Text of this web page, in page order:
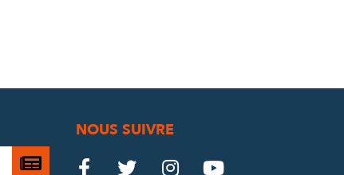
Je
NOUS SUIVRE
Le
 Le
 Le
 Le
